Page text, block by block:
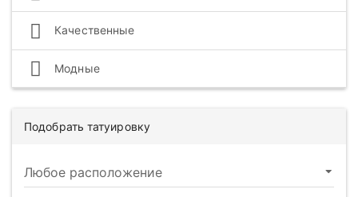
Качественные
Модные
Подобрать татуировку